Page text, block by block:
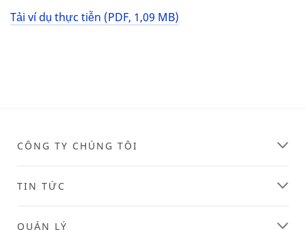
Tải ví dụ thực tiễn (PDF, 1,09 MB)
CÔNG TY CHÚNG TÔI
TIN TỨC
QUẢN LÝ